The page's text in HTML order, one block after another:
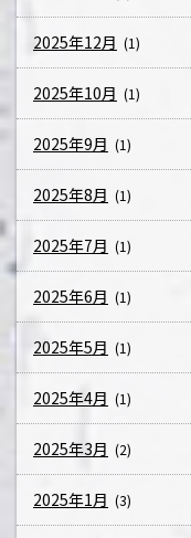
2025年12月 (1)
2025年10月 (1)
2025年9月 (1)
2025年8月 (1)
2025年7月 (1)
2025年6月 (1)
2025年5月 (1)
2025年4月 (1)
2025年3月 (2)
2025年1月 (3)